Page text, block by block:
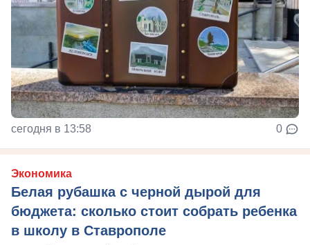
сегодня в 13:58 0
Экономика
Белая рубашка с черной дырой для
бюджета: сколько стоит собрать ребенка
в школу в Ставрополе